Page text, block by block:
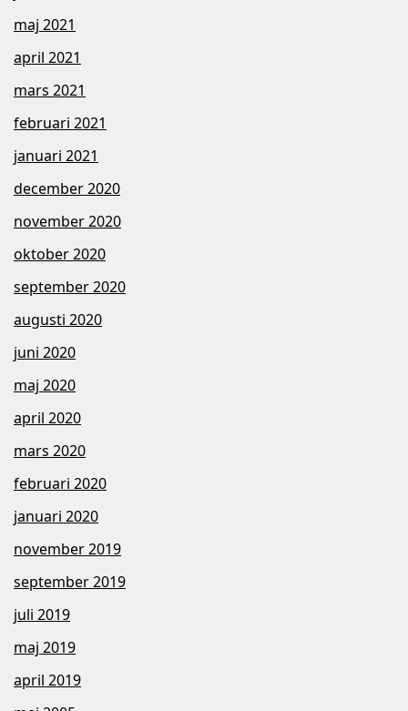
maj 2021
april 2021
mars 2021
februari 2021
januari 2021
december 2020
november 2020
oktober 2020
september 2020
augusti 2020
juni 2020
maj 2020
april 2020
mars 2020
februari 2020
januari 2020
november 2019
september 2019
juli 2019
maj 2019
april 2019